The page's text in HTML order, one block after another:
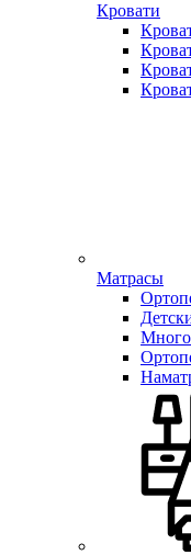
Кровати
Матрасы